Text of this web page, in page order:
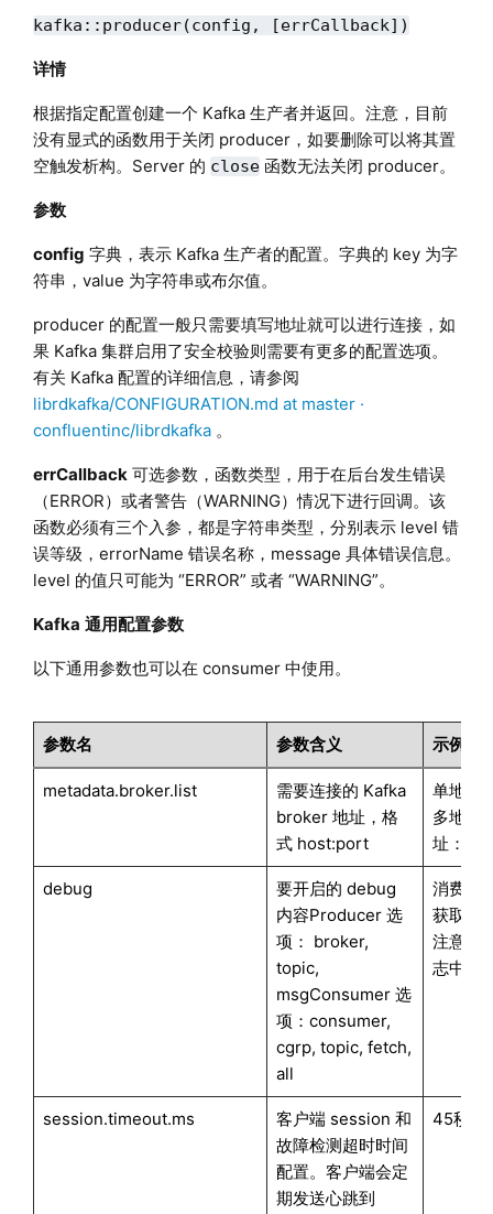
kafka::producer(config, [errCallback])
详情
根据指定配置创建一个 Kafka 生产者并返回。注意，目前
没有显式的函数用于关闭 producer，如要删除可以将其置
空触发析构。Server 的 close函数无法关闭 producer。
参数
config 字典，表示 Kafka 生产者的配置。字典的 key 为字
符串，value 为字符串或布尔值。
producer 的配置一般只需要填写地址就可以进行连接，如
果 Kafka 集群启用了安全校验则需要有更多的配置选项。
有关 Kafka 配置的详细信息，请参阅
librdkafka/CONFIGURATION.md at master ·
confluentinc/librdkafka。
errCallback 可选参数，函数类型，用于在后台发生错误
（ERROR）或者警告（WARNING）情况下进行回调。该
函数必须有三个入参，都是字符串类型，分别表示 level 错
误等级，errorName 错误名称，message 具体错误信息。
level 的值只可能为 “ERROR” 或者 “WARNING”。
Kafka 通用配置参数
以下通用参数也可以在 consumer 中使用。
参数名 参数含义 示例
metadata.broker.list
需要连接的 Kafka
broker 地址，格
式 host:port
单地址
多地
址：
debug
要开启的 debug
内容Producer 选
项： broker,
topic,
msgConsumer 选
项：consumer,
cgrp, topic, fetch,
all
消费者
获取所
注意，
志中进
session.timeout.ms
客户端 session 和
故障检测超时时间
配置。客户端会定
期发送心跳到
45秒超